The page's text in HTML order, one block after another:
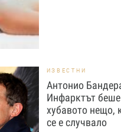
ИЗВЕСТНИ
Антонио
Инфарктът
хубавото нещо,
се е случвало